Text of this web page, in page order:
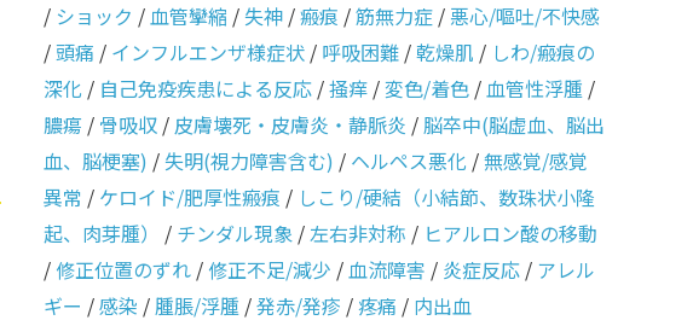
/ ショック /血管攣縮 /失神 /瘢痕 /筋無力症 /悪心/嘔吐/不快感
/頭痛 / インフルエンザ様症状 / 呼吸困難 /乾燥肌 / しわ/瘢痕の
深化 / 自己免疫疾患による反応 /掻痒 /変色/着色 /血管性浮腫 /
膿瘍 / 骨吸収 / 皮膚壊死・皮膚炎・静脈炎 /脳卒中(脳虚血、脳出
血、脳梗塞) /失明(視力障害含む) / ヘルペス悪化 /無感覚/感覚
異常 / ケロイド/肥厚性瘢痕 / しこり/硬結（小結節、数珠状小隆
起、肉芽腫）
/ チンダル現象 /左右非対称 / ヒアルロン酸の移動
/修正位置のずれ /修正不足/減少 /血流障害 / 炎症反応 / アレル
ギー /感染 /腫脹/浮腫 /発赤/発疹 /疼痛 / 内出血